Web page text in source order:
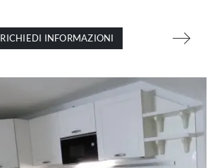
RICHIEDI INFORMAZIONI